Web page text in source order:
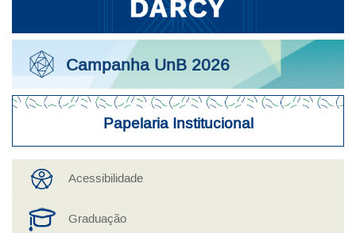
Campanha UnB 2026
Papelaria Institucional
Acesso Rápido a Serviços
Acessibilidade
Graduação